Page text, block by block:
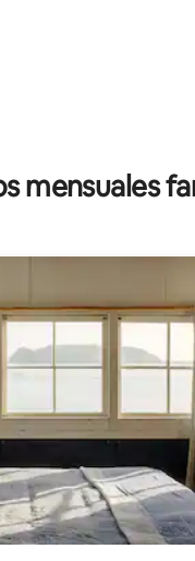
5; 150 evaluaciones
mensuales